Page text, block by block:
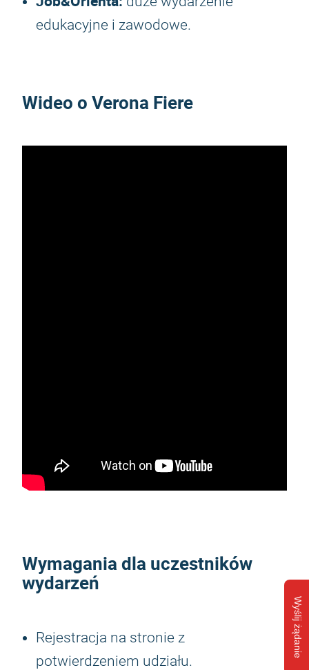
Wyślij żądanie
edukacyjne i zawodowe.
Wideo o Verona Fiere
Wymagania dla uczestników
wydarzeń
Rejestracja na stronie z
potwierdzeniem udziału.